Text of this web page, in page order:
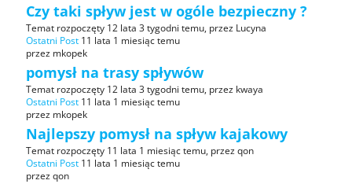
Czy taki spływ jest w ogóle bezpieczny ?
Temat rozpoczęty 12 lata 3 tygodni temu, przez Lucyna
Ostatni Post 11 lata 1 miesiąc temu
przez mkopek
pomysł na trasy spływów
Temat rozpoczęty 12 lata 3 tygodni temu, przez kwaya
Ostatni Post 11 lata 1 miesiąc temu
przez mkopek
Najlepszy pomysł na spływ kajakowy
Temat rozpoczęty 11 lata 1 miesiąc temu, przezqon
Ostatni Post 11 lata 1 miesiąc temu
przezqon